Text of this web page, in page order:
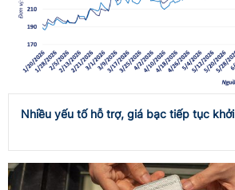
Nhiều yếu tố hỗ trợ, giá bạc tiếp tục khởi